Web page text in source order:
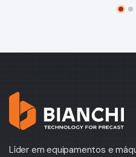
Líder em equipamentos e